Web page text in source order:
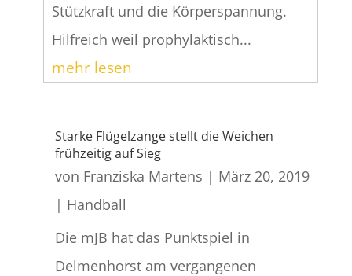
Stützkraft und die Körperspannung.
Hilfreich weil prophylaktisch...
mehr lesen
Starke Flügelzange stellt die Weichen
frühzeitig auf Sieg
von Franziska Martens | März 20, 2019
| Handball
Die mJB hat das Punktspiel in
Delmenhorst am vergangenen